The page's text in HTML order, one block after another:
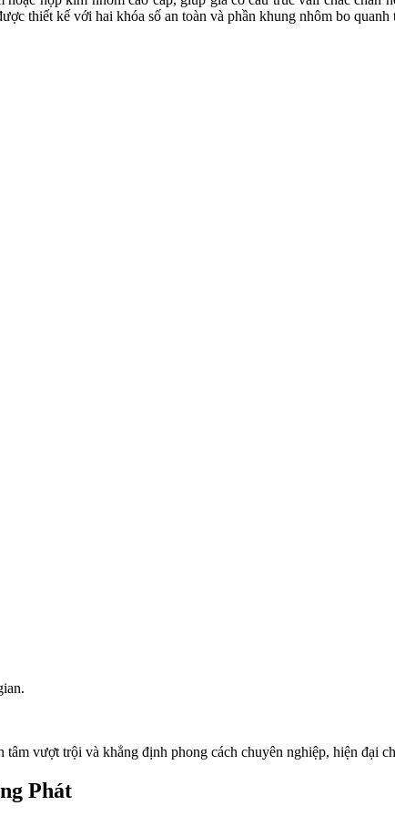
thiết kế với hai khóa số an toàn và phần khung nhôm bo quanh
tâm vượt trội và khẳng định phong cách chuyên nghiệp, hiện đại
Phát